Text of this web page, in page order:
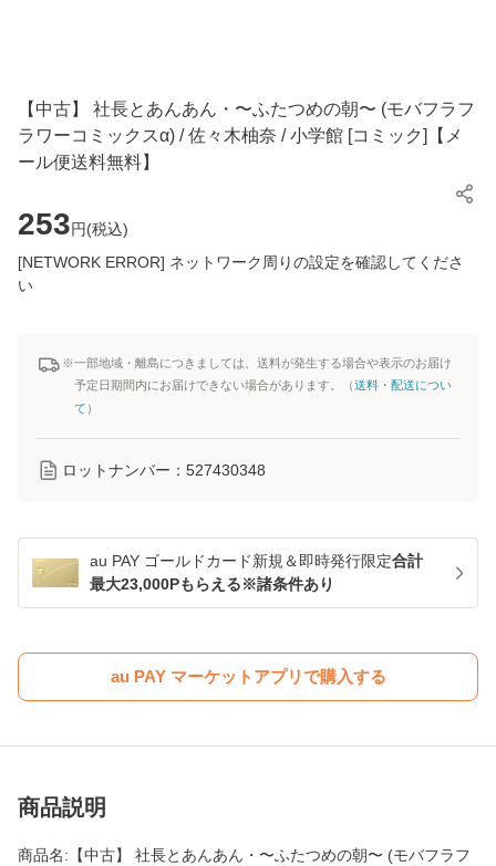
【中古】 社長とあんあん・〜ふたつめの朝〜 (モバフラフ
ラワーコミックスα) / 佐々木柚奈 / 小学館 [コミック]【メ
ール便送料無料】
253円(税込)
[NETWORK ERROR] ネットワーク周りの設定を確認してくださ
い
※一部地域・離島につきましては、送料が発生する場合や表示のお届け
予定日期間内にお届けできない場合があります。（送料・配送につい
て ）
ロットナンバー： 527430348
au PAY ゴールドカード新規＆即時発行限定合計
最大23,000Pもらえる※諸条件あり
au PAY マーケットアプリで購入する
商品説明
商品名:【中古】 社長とあんあん・〜ふたつめの朝〜 (モバフラフ